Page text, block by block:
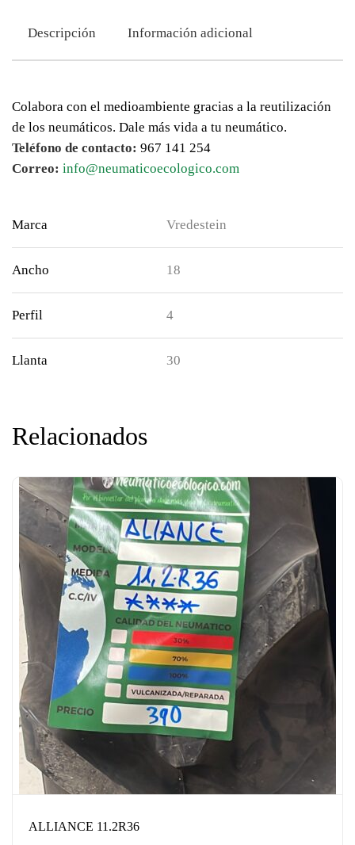
Descripción Información adicional
Colabora con el medioambiente gracias a la reutilización
de los neumáticos. Dale más vida a tu neumático.
Teléfono de contacto: 967 141 254
Correo: info@neumaticoecologico.com
Marca Vredestein
Ancho 18
Perfil 4
Llanta 30
Relacionados
ALLIANCE 11.2R36